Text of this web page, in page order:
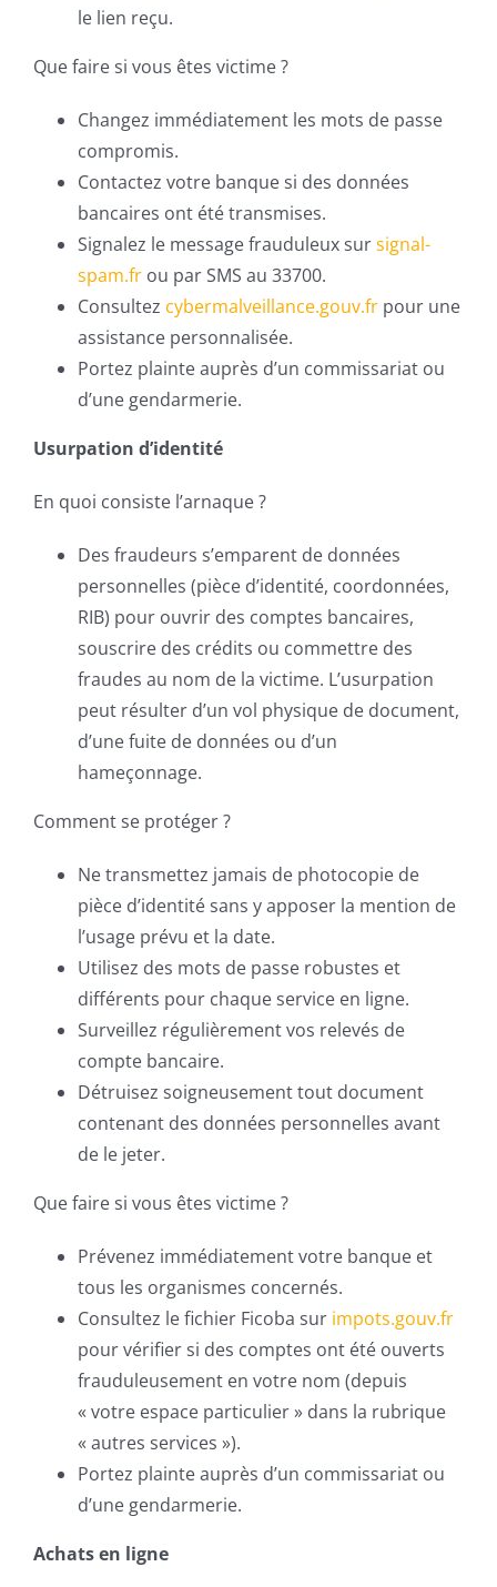
le lien reçu.
Que faire si vous êtes victime ?
Changez immédiatement les mots de passe
compromis.
Contactez votre banque si des données
bancaires ont été transmises.
Signalez le message frauduleux sursignal-
spam.fr ou par SMS au 33700.
Consultez cybermalveillance.gouv.fr pour une
assistance personnalisée.
Portez plainte auprès d’un commissariat ou
d’une gendarmerie.
Usurpation d’identité
En quoi consiste l’arnaque ?
Des fraudeurs s’emparent de données
personnelles (pièce d’identité, coordonnées,
RIB) pour ouvrir des comptes bancaires,
souscrire des crédits ou commettre des
fraudes au nom de la victime. L’usurpation
peut résulter d’un vol physique de document,
d’une fuite de données ou d’un
hameçonnage.
Comment se protéger ?
Ne transmettez jamais de photocopie de
pièce d’identité sans y apposer la mention de
l’usage prévu et la date.
Utilisez des mots de passe robustes et
différents pour chaque service en ligne.
Surveillez régulièrement vos relevés de
compte bancaire.
Détruisez soigneusement tout document
contenant des données personnelles avant
de le jeter.
Que faire si vous êtes victime ?
Prévenez immédiatement votre banque et
tous les organismes concernés.
Consultez le fichier Ficoba sur impots.gouv.fr
pour vérifier si des comptes ont été ouverts
frauduleusement en votre nom (depuis
« votre espace particulier » dans la rubrique
« autres services »).
Portez plainte auprès d’un commissariat ou
d’une gendarmerie.
Achats en ligne